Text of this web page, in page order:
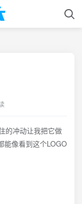
冲动让我把它做
能像看到这个LOGO